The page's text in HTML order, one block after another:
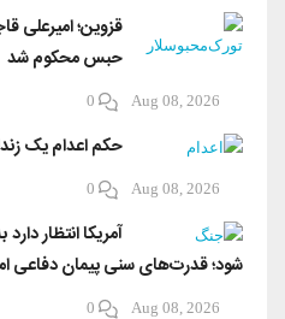
حبس محکوم شد
Aug 08, 2026
0
حکم اعدام یک
Aug 08, 2026
0
آمریکا انتظار
شود؛ قدرت‌های سنی پیمان دفاعی
Aug 08, 2026
0